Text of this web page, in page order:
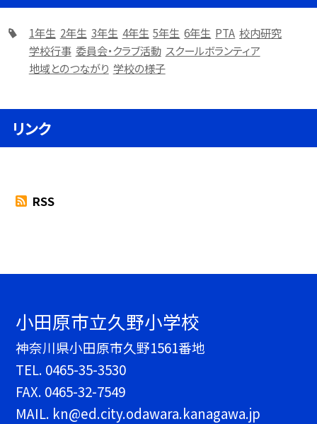
1年生 2年生 3年生 4年生 5年生 6年生 PTA 校内研究
学校行事 委員会・クラブ活動 スクールボランティア
地域とのつながり 学校の様子
リンク
RSS
小田原市立久野小学校
神奈川県小田原市久野1561番地
TEL. 0465-35-3530
FAX. 0465-32-7549
MAIL. kn@ed.city.odawara.kanagawa.jp